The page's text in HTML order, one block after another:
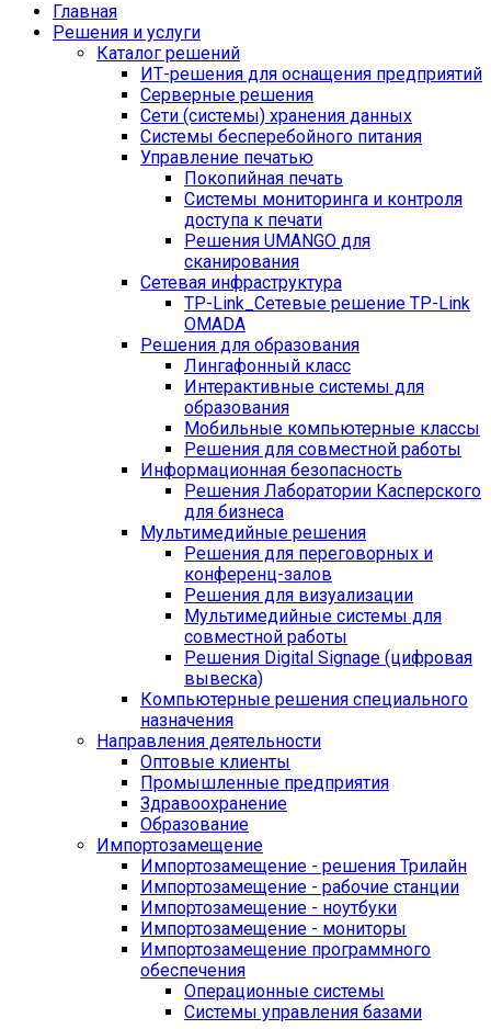
Главная
Решения и услуги
Каталог решений
ИТ-решения для оснащения предприятий
Серверные решения
Сети (системы) хранения данных
Системы бесперебойного питания
Управление печатью
Покопийная печать
Системы мониторинга и контроля
доступа к печати
Решения UMANGO для
сканирования
Сетевая инфраструктура
TP-Link_ Сетевые решение TP-Link
OMADA
Решения для образования
Лингафонный класс
Интерактивные системы для
образования
Мобильные компьютерные классы
Решения для совместной работы
Информационная безопасность
Решения Лаборатории Касперского
для бизнеса
Мультимедийные решения
Решения для переговорных и
конференц-залов
Решения для визуализации
Мультимедийные системы для
совместной работы
Решения Digital Signage (цифровая
вывеска)
Компьютерные решения специального
назначения
Направления деятельности
Оптовые клиенты
Промышленные предприятия
Здравоохранение
Образование
Импортозамещение
Импортозамещение - решения Трилайн
Импортозамещение - рабочие станции
Импортозамещение - ноутбуки
Импортозамещение - мониторы
Импортозамещение программного
обеспечения
Операционные системы
Системы управления базами